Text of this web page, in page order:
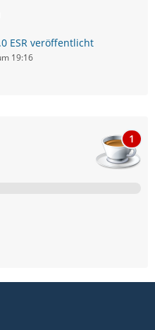
ESR veröffentlicht
19:16
1